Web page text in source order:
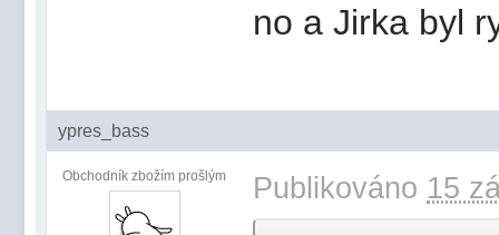
no a Jirka byl
ypres_bass
Obchodník zbožím prošlým Publikováno 15